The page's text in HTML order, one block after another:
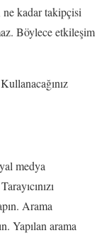
kadar takipçisi
Böylece etkileşim
medya
Arama
Yapılan arama